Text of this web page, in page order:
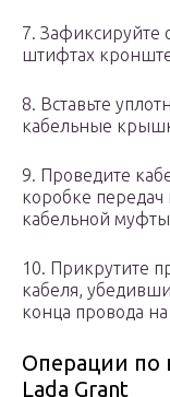
7. Зафиксируйте
штифтах
8. Вставьте
кабельные
9. Проведите
коробке
кабельной муфты
10. Прикрутите
кабеля,
конца провода
Операции по
Lada Grant